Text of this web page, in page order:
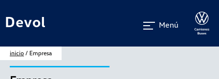
Devol Menú
inicio / Empresa